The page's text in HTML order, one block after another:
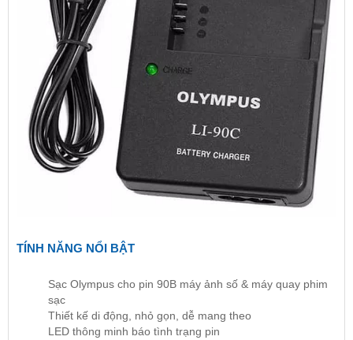
TÍNH NĂNG NỔI BẬT
Sạc Olympus cho pin 90B máy ảnh số & máy quay phim
sạc
Thiết kế di động, nhỏ gọn, dễ mang theo
LED thông minh báo tình trạng pin